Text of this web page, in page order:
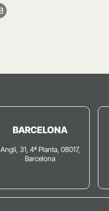
BARCELONA
Anglí, 31, 4ª Planta, 08017,
Barcelona